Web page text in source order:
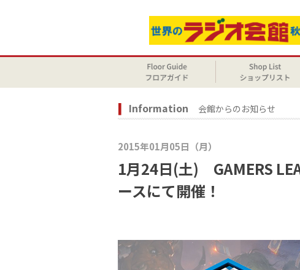
Information 会館からのお知らせ
2015年01月05日（月）
1月24日(土) GAMERS
ースにて開催！